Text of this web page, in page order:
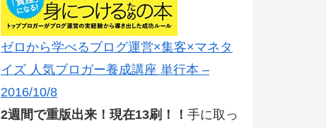
ゼロから学べるブログ運営×集客×マネタ
イズ 人気ブロガー養成講座 単行本 –
2016/10/8
2週間で重版出来！現在13刷！！ 手に取っ